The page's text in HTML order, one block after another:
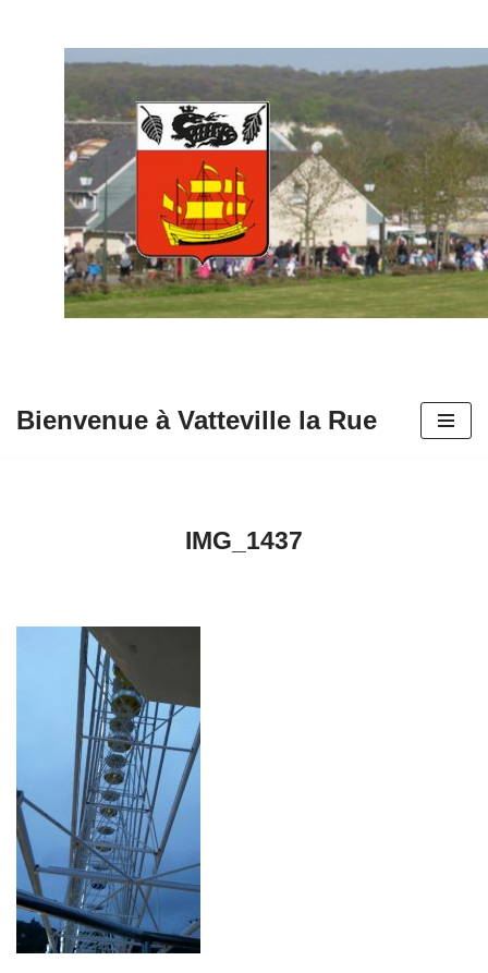
contenu
Bienvenue à Vatteville la Rue
IMG_1437